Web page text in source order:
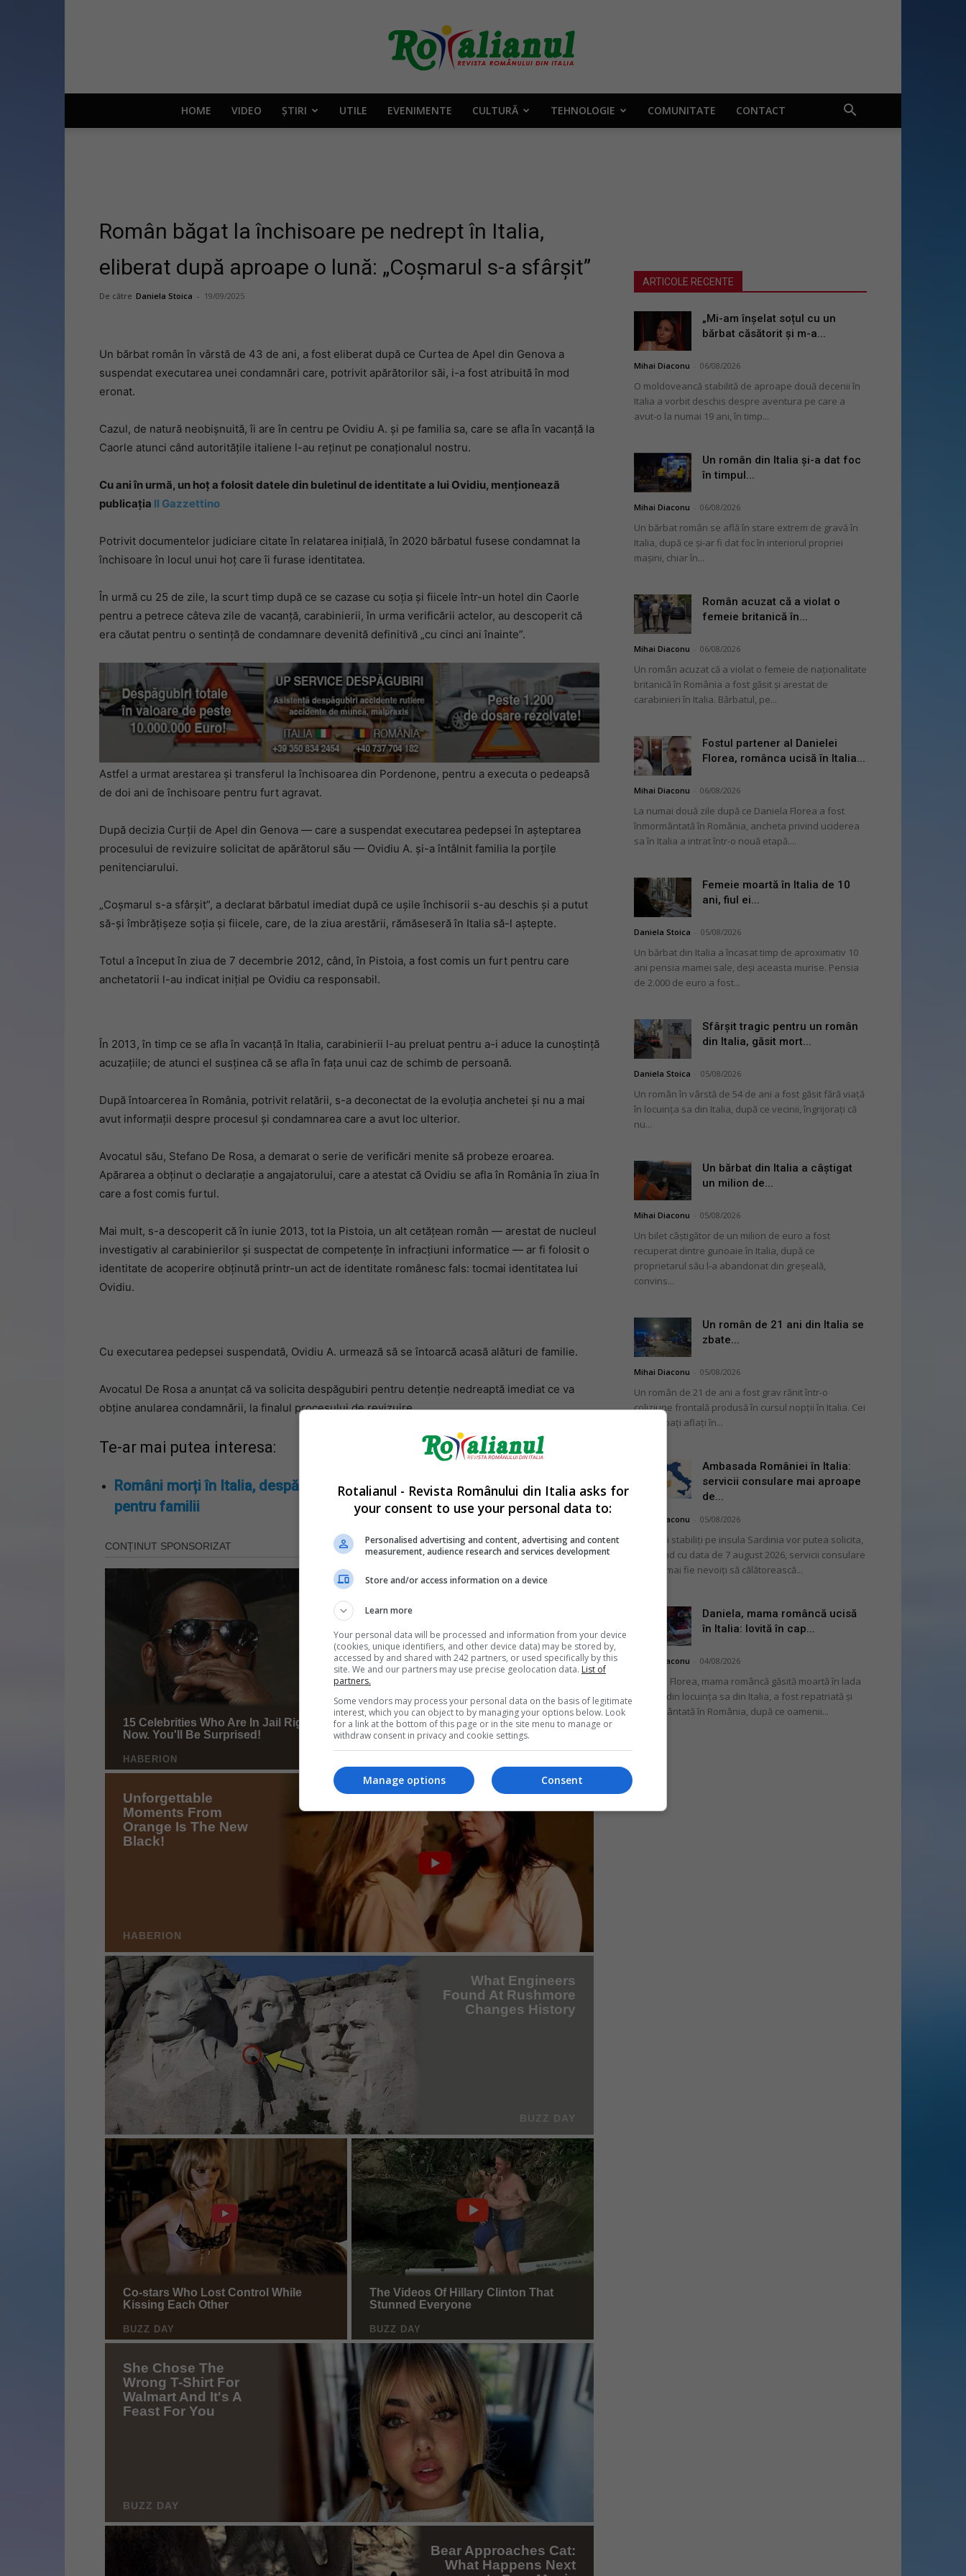
Rotalianul
Italia
HOME VIDEO ȘTIRI UTILE EVENIMENTE CULTURĂ TEHNOLOGIE COMUNITATE CONTACT
Român băgat la închisoare pe nedrept în Italia,
eliberat după aproape o lună: „Coșmarul s-a sfârșit”
De către Daniela Stoica - 19/09/2025
Un bărbat român în vârstă de 43 de ani, a fost eliberat după ce Curtea de Apel din Genova a
suspendat executarea unei condamnări care, potrivit apărătorilor săi, i-a fost atribuită în mod
eronat.
Cazul, de natură neobișnuită, îi are în centru pe Ovidiu A. și pe familia sa, care se afla în vacanță la
Caorle atunci când autoritățile italiene l-au reținut pe conaționalul nostru.
Cu ani în urmă, un hoț a folosit datele din buletinul de identitate a lui Ovidiu, menționează
publicația Il Gazzettino
Potrivit documentelor judiciare citate în relatarea inițială, în 2020 bărbatul fusese condamnat la
închisoare în locul unui hoț care îi furase identitatea.
În urmă cu 25 de zile, la scurt timp după ce se cazase cu soția și fiicele într-un hotel din Caorle
pentru a petrece câteva zile de vacanță, carabinierii, în urma verificării actelor, au descoperit că
era căutat pentru o sentință de condamnare devenită definitivă „cu cinci ani înainte”.
Astfel a urmat arestarea și transferul la închisoarea din Pordenone, pentru a executa o pedeapsă
de doi ani de închisoare pentru furt agravat.
După decizia Curții de Apel din Genova — care a suspendat executarea pedepsei în așteptarea
procesului de revizuire solicitat de apărătorul său — Ovidiu A. și-a întâlnit familia la porțile
penitenciarului.
„Coșmarul s-a sfârșit”, a declarat bărbatul imediat după ce ușile închisorii s-au deschis și a putut
să-și îmbrățișeze soția și fiicele, care, de la ziua arestării, rămăseseră în Italia să-l aștepte.
Totul a început în ziua de 7 decembrie 2012, când, în Pistoia, a fost comis un furt pentru care
anchetatorii l-au indicat inițial pe Ovidiu ca responsabil.
În 2013, în timp ce se afla în vacanță în Italia, carabinierii l-au preluat pentru a-i aduce la cunoștință
acuzațiile; de atunci el susținea că se afla în fața unui caz de schimb de persoană.
După întoarcerea în România, potrivit relatării, s-a deconectat de la evoluția anchetei şi nu a mai
avut informații despre procesul și condamnarea care a avut loc ulterior.
Avocatul său, Stefano De Rosa, a demarat o serie de verificări menite să probeze eroarea.
Apărarea a obținut o declarație a angajatorului, care a atestat că Ovidiu se afla în România în ziua în
care a fost comis furtul.
Mai mult, s-a descoperit că în iunie 2013, tot la Pistoia, un alt cetățean român — arestat de nucleul
investigativ al carabinierilor și suspectat de competențe în infracțiuni informatice — ar fi folosit o
identitate de acoperire obținută printr-un act de identitate românesc fals: tocmai identitatea lui
Ovidiu.
Cu executarea pedepsei suspendată, Ovidiu A. urmează să se întoarcă acasă alături de familie.
Avocatul De Rosa a anunțat că va solicita despăgubiri pentru detenție nedreaptă imediat ce va
obține anularea condamnării, la finalul procesului de revizuire.
Te-ar mai putea interesa:
Români morți în Italia, despăgubire uriașă de peste 2 milioane de euro
pentru familii
ARTICOLE RECENTE
„Mi-am înșelat soțul cu un
bărbat căsătorit și m-a...
Mihai Diaconu 06/08/2026
O moldoveancă stabilită de aproape două decenii în
Italia a vorbit deschis despre aventura pe care a
avut-o la numai 19 ani, în timp...
Un român din Italia și-a dat foc
în timpul...
Mihai Diaconu 06/08/2026
Un bărbat român se află în stare extrem de gravă în
Italia, după ce și-ar fi dat foc în interiorul propriei
mașini, chiar în...
Român acuzat că a violat o
femeie britanică în...
Mihai Diaconu 06/08/2026
Un român acuzat că a violat o femeie de naționalitate
britanică în România a fost găsit și arestat de
carabinieri în Italia. Bărbatul, pe...
Fostul partener al Danielei
Florea, românca ucisă în Italia...
Mihai Diaconu 06/08/2026
La numai două zile după ce Daniela Florea a fost
înmormântată în România, ancheta privind uciderea
sa în Italia a intrat într-o nouă etapă....
Femeie moartă în Italia de 10
ani, fiul ei...
Daniela Stoica 05/08/2026
Un bărbat din Italia a încasat timp de aproximativ 10
ani pensia mamei sale, deși aceasta murise. Pensia
de 2.000 de euro a fost...
Sfârșit tragic pentru un român
din Italia, găsit mort...
Daniela Stoica 05/08/2026
Un român în vârstă de 54 de ani a fost găsit fără viață
în locuința sa din Italia, după ce vecinii, îngrijorați că
nu...
Un bărbat din Italia a câștigat
un milion de...
Mihai Diaconu 05/08/2026
Un bilet câștigător de un milion de euro a fost
recuperat dintre gunoaie în Italia, după ce
proprietarul său l-a abandonat din greșeală,
convins...
Un român de 21 ani din Italia se
zbate...
Mihai Diaconu 05/08/2026
Un român de 21 de ani a fost grav rănit într-o
coliziune frontală produsă în cursul nopții în Italia. Cei
doi bărbați aflați în...
Ambasada României în Italia:
servicii consulare mai aproape
de...
Mihai Diaconu 05/08/2026
Românii stabiliți pe insula Sardinia vor putea solicita,
începând cu data de 7 august 2026, servicii consulare
fără să mai fie nevoiți să călătorească...
Daniela, mama româncă ucisă
în Italia: lovită în cap...
Mihai Diaconu 04/08/2026
Daniela Florea, mama româncă găsită moartă în lada
patului din locuința sa din Italia, a fost repatriată și
înmormântată în România, după ce oamenii...
Rotalianul - Revista Românului din Italia asks for
your consent to use your personal data to:
Personalised advertising and content, advertising and content
measurement, audience research and services development
Store and/or access information on a device
Learn more
Your personal data will be processed and information from your device
(cookies, unique identifiers, and other device data) may be stored by,
accessed by and shared with 242 partners, or used specifically by this
site. We and our partners may use precise geolocation data. List of
partners.
Some vendors may process your personal data on the basis of legitimate
interest, which you can object to by managing your options below. Look
for a link at the bottom of this page or in the site menu to manage or
withdraw consent in privacy and cookie settings.
Consent
Manage options